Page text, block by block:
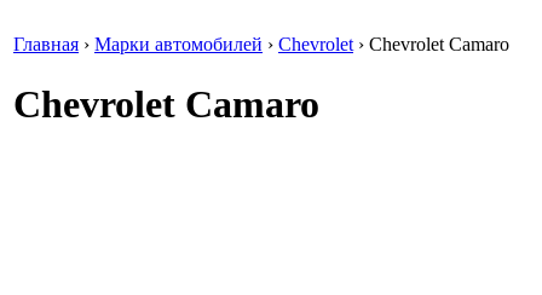
Главная › Марки автомобилей › Chevrolet› Chevrolet Camaro
Chevrolet Camaro